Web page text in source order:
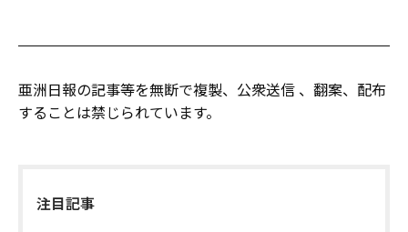
亜洲日報の記事等を無断で複製、公衆送信 、翻案、配布
することは禁じられています。
注目記事